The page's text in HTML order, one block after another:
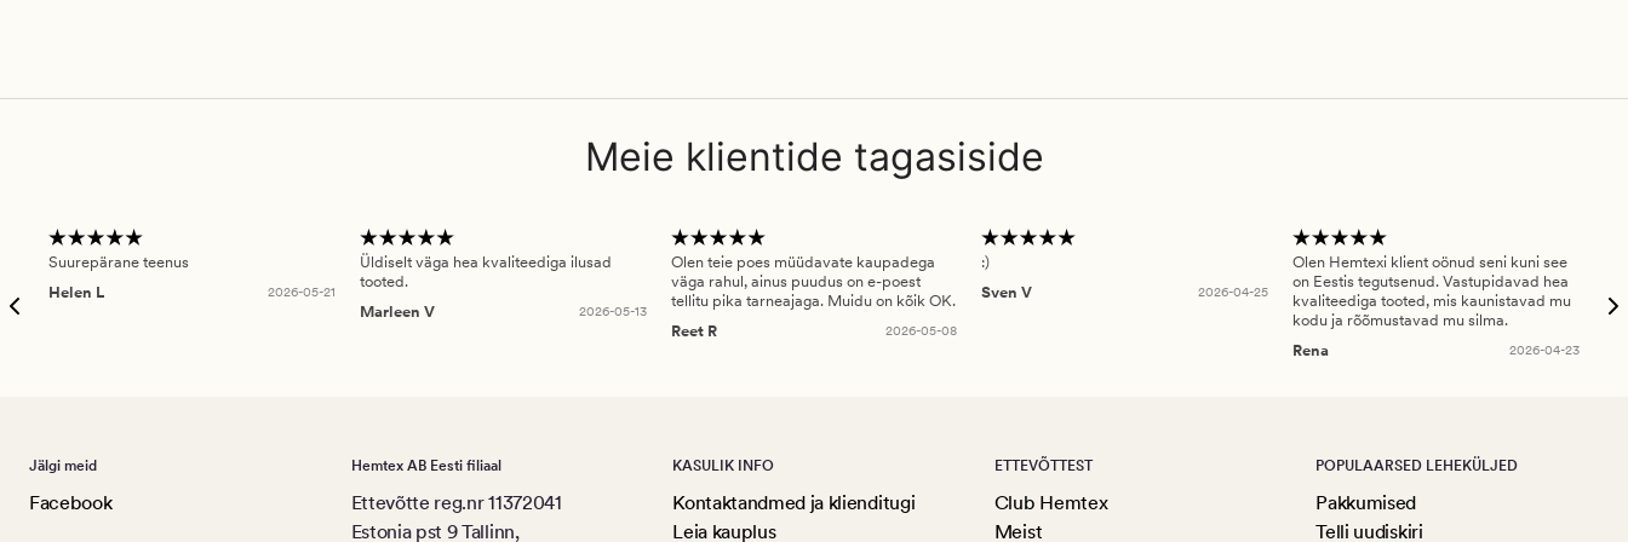
Meie klientide tagasiside
Suurepärane teenus
Helen L
2026-05-21
Üldiselt väga hea kvaliteediga ilusad
tooted.
Marleen V
2026-05-13
Olen teie poes müüdavate kaupadega
väga rahul, ainus puudus on e-poest
tellitu pika tarneajaga. Muidu on kõik OK.
Reet R
2026-05-08
:)
Sven V
2026-04-25
Olen Hemtexi klient oönud seni kuni see
on Eestis tegutsenud. Vastupidavad hea
kvaliteediga tooted, mis kaunistavad mu
kodu ja rõõmustavad mu silma.
Rena
2026-04-23
Jälgi meid
Facebook
Hemtex AB Eesti filiaal
Ettevõtte reg.nr 11372041
Estonia pst 9 Tallinn,
KASULIK INFO
Kontaktandmed ja klienditugi
Leia kauplus
ETTEVÕTTEST
Club Hemtex
Meist
POPULAARSED LEHEKÜLJED
Pakkumised
Telli uudiskiri